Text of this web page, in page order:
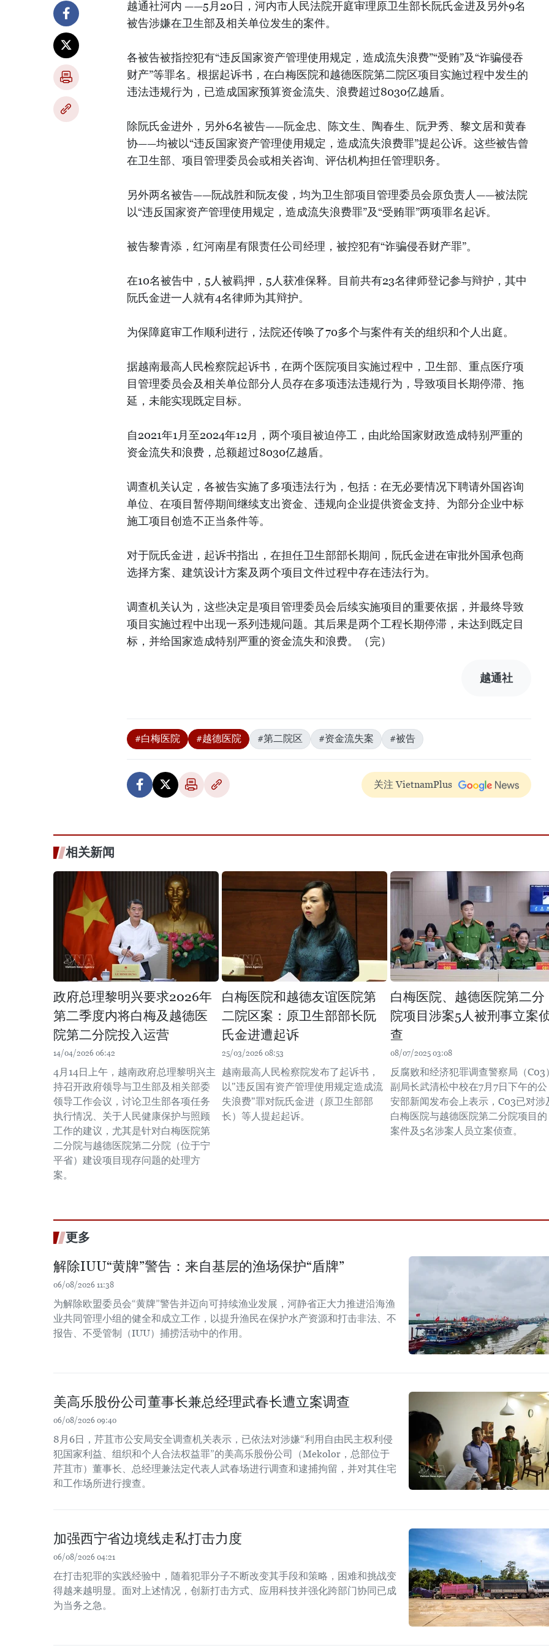
越通社河内 ——5月20日，河内市人民法院开庭审理原卫生部长阮氏金进及另外9名
被告涉嫌在卫生部及相关单位发生的案件。
各被告被指控犯有“违反国家资产管理使用规定，造成流失浪费”“受贿”及“诈骗侵吞
财产”等罪名。根据起诉书，在白梅医院和越德医院第二院区项目实施过程中发生的
违法违规行为，已造成国家预算资金流失、浪费超过8030亿越盾。
除阮氏金进外，另外6名被告——阮金忠、陈文生、陶春生、阮尹秀、黎文居和黄春
协——均被以“违反国家资产管理使用规定，造成流失浪费罪”提起公诉。这些被告曾
在卫生部、项目管理委员会或相关咨询、评估机构担任管理职务。
另外两名被告——阮战胜和阮友俊，均为卫生部项目管理委员会原负责人——被法院
以“违反国家资产管理使用规定，造成流失浪费罪”及“受贿罪”两项罪名起诉。
被告黎青添，红河南星有限责任公司经理，被控犯有“诈骗侵吞财产罪”。
在10名被告中，5人被羁押，5人获准保释。目前共有23名律师登记参与辩护，其中
阮氏金进一人就有4名律师为其辩护。
为保障庭审工作顺利进行，法院还传唤了70多个与案件有关的组织和个人出庭。
据越南最高人民检察院起诉书，在两个医院项目实施过程中，卫生部、重点医疗项
目管理委员会及相关单位部分人员存在多项违法违规行为，导致项目长期停滞、拖
延，未能实现既定目标。
自2021年1月至2024年12月，两个项目被迫停工，由此给国家财政造成特别严重的
资金流失和浪费，总额超过8030亿越盾。
调查机关认定，各被告实施了多项违法行为，包括：在无必要情况下聘请外国咨询
单位、在项目暂停期间继续支出资金、违规向企业提供资金支持、为部分企业中标
施工项目创造不正当条件等。
对于阮氏金进，起诉书指出，在担任卫生部部长期间，阮氏金进在审批外国承包商
选择方案、建筑设计方案及两个项目文件过程中存在违法行为。
调查机关认为，这些决定是项目管理委员会后续实施项目的重要依据，并最终导致
项目实施过程中出现一系列违规问题。其后果是两个工程长期停滞，未达到既定目
标，并给国家造成特别严重的资金流失和浪费。（完）
越通社
#白梅医院 #越德医院 #第二院区 #资金流失案 #被告
关注 VietnamPlus
相关新闻
政府总理黎明兴要求2026年
第二季度内将白梅及越德医
院第二分院投入运营
14/04/2026 06:42
4月14日上午，越南政府总理黎明兴主
持召开政府领导与卫生部及相关部委
领导工作会议，讨论卫生部各项任务
执行情况、关于人民健康保护与照顾
工作的建议，尤其是针对白梅医院第
二分院与越德医院第二分院（位于宁
平省）建设项目现存问题的处理方
案。
白梅医院和越德友谊医院第
二院区案：原卫生部部长阮
氏金进遭起诉
25/03/2026 08:53
越南最高人民检察院发布了起诉书，
以"违反国有资产管理使用规定造成流
失浪费"罪对阮氏金进（原卫生部部
长）等人提起起诉。
白梅医院、越德医院第二分
院项目涉案5人被刑事立案
查
08/07/2025 03:08
反腐败和经济犯罪调查警察局（C03
副局长武清松中校在7月7日下午的公
安部新闻发布会上表示，C03已对涉
白梅医院与越德医院第二分院项目的
案件及5名涉案人员立案侦查。
更多
解除IUU“黄牌”警告：来自基层的渔场保护“盾牌”
06/08/2026 11:38
为解除欧盟委员会“黄牌”警告并迈向可持续渔业发展，河静省正大力推进沿海渔
业共同管理小组的健全和成立工作，以提升渔民在保护水产资源和打击非法、不
报告、不受管制（IUU）捕捞活动中的作用。
美高乐股份公司董事长兼总经理武春长遭立案调查
06/08/2026 09:40
8月6日，芹苴市公安局安全调查机关表示，已依法对涉嫌“利用自由民主权利侵
犯国家利益、组织和个人合法权益罪”的美高乐股份公司（Mekolor，总部位于
芹苴市）董事长、总经理兼法定代表人武春场进行调查和逮捕拘留，并对其住宅
和工作场所进行搜查。
加强西宁省边境线走私打击力度
06/08/2026 04:21
在打击犯罪的实践经验中，随着犯罪分子不断改变其手段和策略，困难和挑战变
得越来越明显。面对上述情况，创新打击方式、应用科技并强化跨部门协同已成
为当务之急。